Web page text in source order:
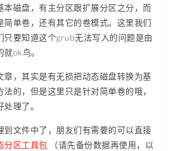
本磁盘，有主分区跟扩展分区之分，而
简单卷，还有其它的卷模式。这里我们
只要知道这个grub无法写入的问题是由
ok鸟。
章，其实是有无损把动态磁盘转换为基
的，但是这里只是针对简单卷的哦，
理了。
到文件中了，朋友们有需要的可以直接
分区工具包 （请先备份数据再使用，以